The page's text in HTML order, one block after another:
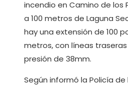
incendio en Camino de los
a 100 metros de Laguna
hay una extensión de 100
metros, con líneas
presión de 38mm.
Según informó la Policía de